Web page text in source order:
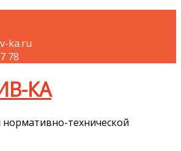
ka.ru
78
КА
нормативно-технической